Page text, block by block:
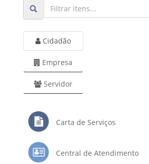
Cidadão
Empresa
Servidor
Carta de Serviços
Central de Atendimento